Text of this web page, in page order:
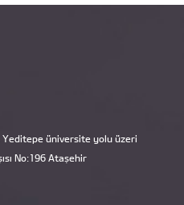
Yeditepe üniversite yolu üzeri
No:196 Ataşehir